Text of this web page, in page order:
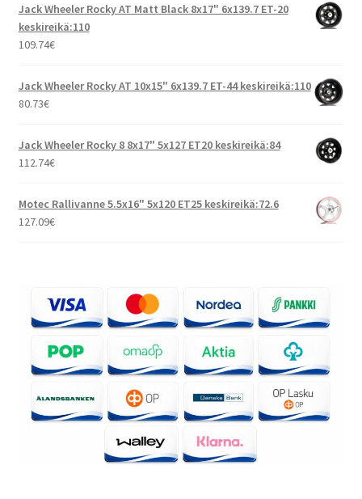
Jack Wheeler Rocky AT Matt Black 8x17" 6x139.7 ET-20
keskireikä:110
109.74€
Jack Wheeler Rocky AT 10x15" 6x139.7 ET-44 keskireikä:110
80.73€
Jack Wheeler Rocky 8 8x17" 5x127 ET20 keskireikä:84
112.74€
Motec Rallivanne 5.5x16" 5x120 ET25 keskireikä:72.6
127.09€